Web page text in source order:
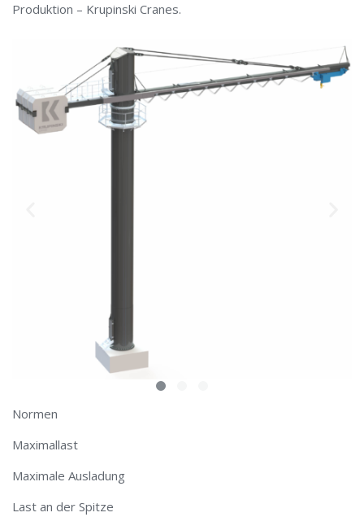
Produktion – Krupinski Cranes.
Normen
Maximallast
Maximale Ausladung
Last an der Spitze